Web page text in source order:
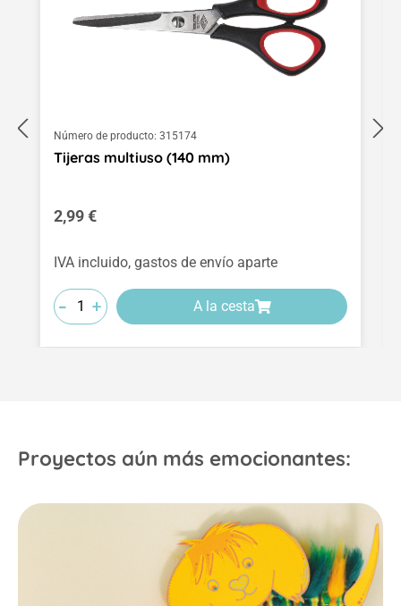
Número de producto: 315174
Tijeras multiuso (140 mm)
Precio normal:
2,99 €
IVA incluido, gastos de envío aparte
-
-
- +
+
+ A la cesta
Proyectos aún más emocionantes: